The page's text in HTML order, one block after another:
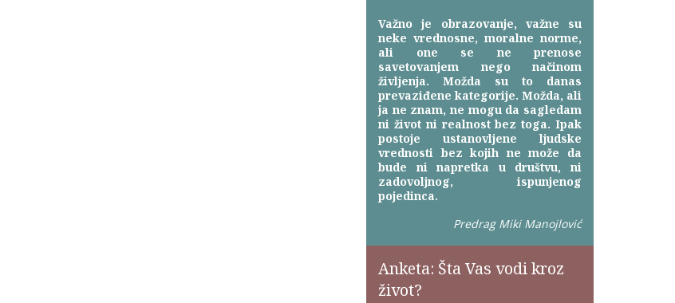
Važno je obrazovanje, važne su
neke vrednosne, moralne norme,
ali one se ne prenose
savetovanjem nego načinom
življenja. Možda su to danas
prevaziđene kategorije. Možda, ali
ja ne znam, ne mogu da sagledam
ni život ni realnost bez toga. Ipak
postoje ustanovljene ljudske
vrednosti bez kojih ne može da
bude ni napretka u društvu, ni
zadovoljnog, ispunjenog
pojedinca.
Predrag Miki Manojlović
Anketa: Šta Vas vodi kroz
život?